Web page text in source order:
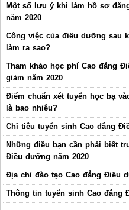
Một số lưu ý khi làm hồ sơ
năm 2020
Công việc của điều dưỡng sau
làm ra sao?
Tham khảo học phí Cao đẳng
giảm năm 2020
Điểm chuẩn xét tuyển học bạ
là bao nhiêu?
Chỉ tiêu tuyển sinh Cao đẳng
Những điều bạn cần phải biết
Điều dưỡng năm 2020
Địa chỉ đào tạo Cao đẳng Điều
Thông tin tuyển sinh Cao đẳng